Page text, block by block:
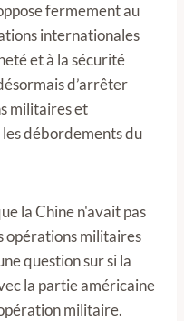
fermement au
internationales
et à la sécurité
d’arrêter
militaires et
débordements du
la Chine n'avait pas
opérations militaires
question sur si la
la partie américaine
militaire.